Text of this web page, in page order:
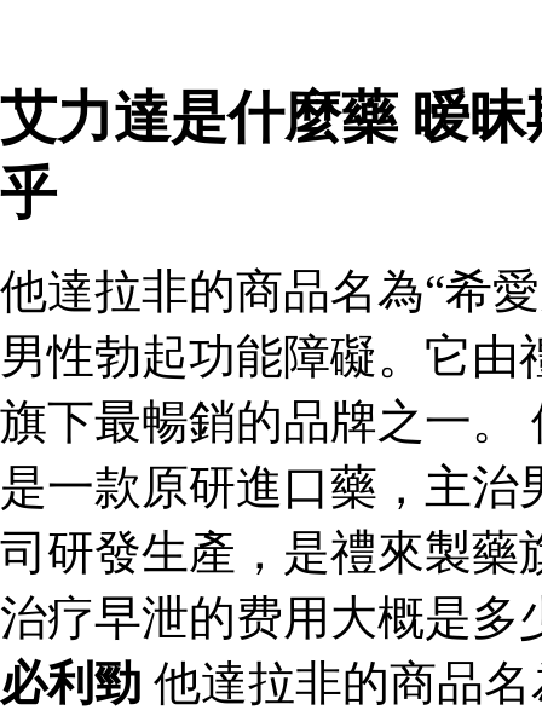
艾力達是什麼藥 暧
乎
他達拉非的商品名為“希
男性勃起功能障礙。它
旗下最暢銷的品牌之一。
是一款原研進口藥，主
司研發生產，是禮來製藥
治疗早泄的费用大概是多
必利勁 他達拉非的商品